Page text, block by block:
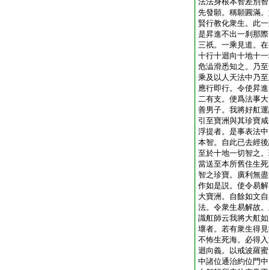
先發願。稱願圓滿
賢行教化衆生。此
是昇進不出一刹那
三祇。一乘見道。
十行十迴向十地十
危澁滑悉知之。乃
乘及以人天法中乃
應行即行。令使昇
二有支。便爲法事
善男子。我將好舡
引至寶洲與其珍寶
浮提者。是事表法
本智。自此已去經
至於十地一切智之
當送至本所舊住生
智之珍寶。廣利無
作如是説。使令易
大寶洲。自餘如文
法。令衆生易解故
識舡師云我將大舡
壞者。若有衆生得
不怖生死海。必得
迴向義。以戒波羅
中諸位通治約位門